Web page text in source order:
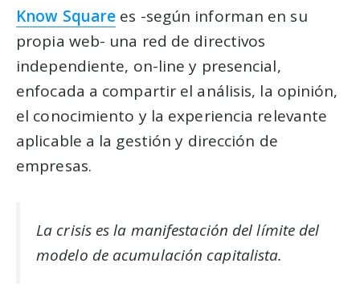
Know Square es -según informan en su
propia web- una red de directivos
independiente, on-line y presencial,
enfocada a compartir el análisis, la opinión,
el conocimiento y la experiencia relevante
aplicable a la gestión y dirección de
empresas.
La crisis es la manifestación del límite del
modelo de acumulación capitalista.